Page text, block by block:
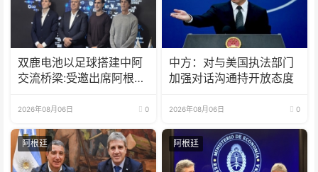
双鹿电池以足球搭建中阿
交流桥梁:受邀出席阿根廷
2026年08月06日 0
中方：对与美国执法部门
加强对话沟通持开放态度
2026年08月06日 0
阿根廷 阿根廷